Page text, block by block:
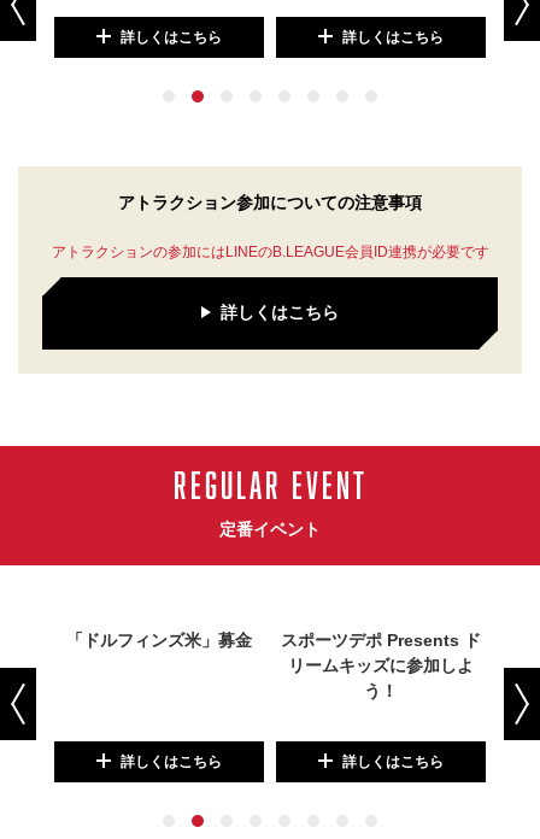
詳しくはこちら 詳しくはこちら
アトラクション参加についての注意事項
アトラクションの参加にはLINEのB.LEAGUE会員ID連携が必要です
詳しくはこちら
REGULAR EVENT
定番イベント
利
「ドルフィンズ米」募金
詳しくはこちら
スポーツデポ Presents ド
リームキッズに参加しよ
う！
詳しくはこちら